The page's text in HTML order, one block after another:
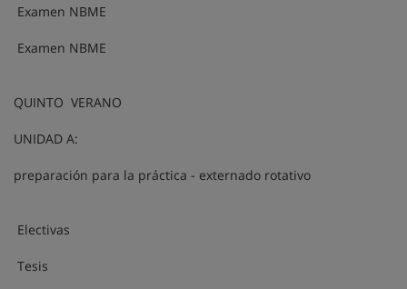
Examen NBME
Examen NBME
QUINTO VERANO
UNIDAD A:
preparación para la práctica - externado rotativo
Electivas
Tesis